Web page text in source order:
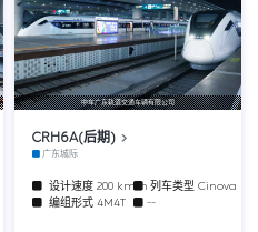
中车广东轨道交通车辆有限公司
CRH6A(后期)
广东城际
设计速度 200 km/h列车类型 Cinova
编组形式 4M4T --